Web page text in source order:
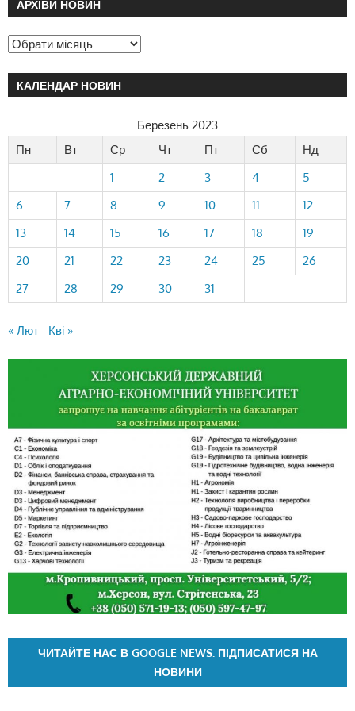
АРХІВИ НОВИН
КАЛЕНДАР НОВИН
Березень 2023
Пн
Вт Ср Чт Пт Сб
Нд
1
2 3 4
5
6
7 8 9 10 11
12
13
14 15 16 17 18
19
20
21 22 23 24 25
26
27
28 29 30 31
« Лют Кві »
ЧИТАЙТЕ НАС В GOOGLE NEWS. ПІДПИСАТИСЯ НА
НОВИНИ